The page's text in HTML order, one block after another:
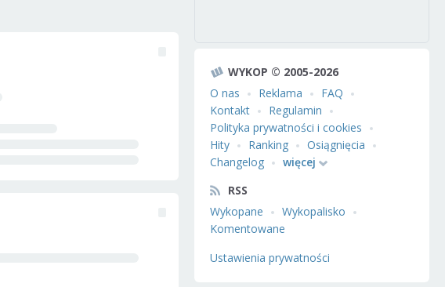
WYKOP © 2005-2026
O nas
Reklama
FAQ
Kontakt
Regulamin
Polityka prywatności i cookies
Hity
Ranking
Osiągnięcia
Changelog
więcej
RSS
Wykopane
Wykopalisko
Komentowane
Ustawienia prywatności